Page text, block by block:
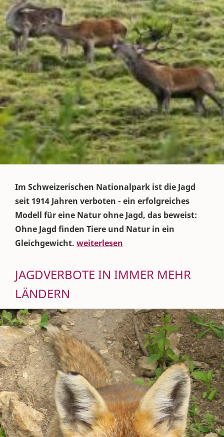
Im Schweizerischen Nationalpark ist die Jagd
seit 1914 Jahren verboten - ein erfolgreiches
Modell für eine Natur ohne Jagd, das beweist:
Ohne Jagd finden Tiere und Natur in ein
Gleichgewicht. weiterlesen
JAGDVERBOTE IN IMMER MEHR
LÄNDERN